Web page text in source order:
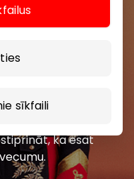
sīkfaili
ka esat